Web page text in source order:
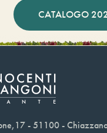
CATALOGO
- 51100 -